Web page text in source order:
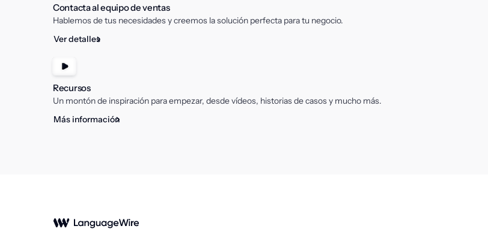
Contacta al equipo de ventas
Hablemos de tus necesidades y creemos la solución perfecta para tu negocio.
Ver detalles
Recursos
Un montón de inspiración para empezar, desde vídeos, historias de casos y mucho más.
Más información